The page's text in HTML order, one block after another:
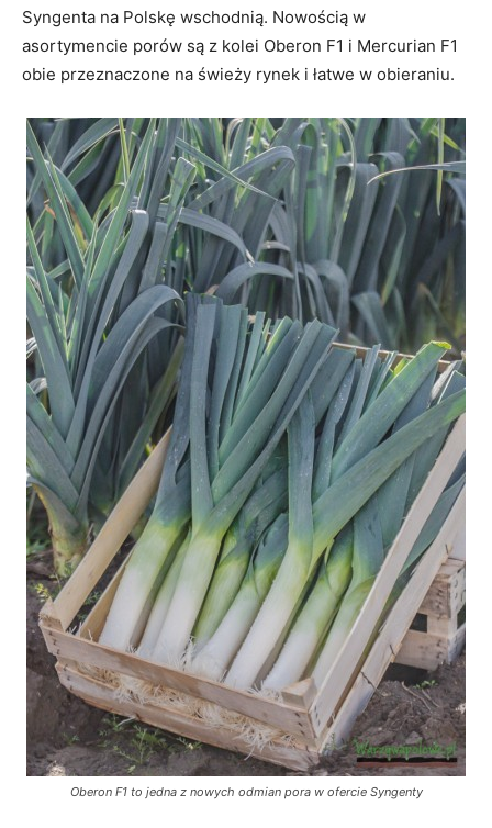
Syngenta na Polskę wschodnią. Nowością w
asortymencie porów są z kolei Oberon F1 i Mercurian F1
obie przeznaczone na świeży rynek i łatwe w obieraniu.
Oberon F1 to jedna z nowych odmian pora w ofercie Syngenty